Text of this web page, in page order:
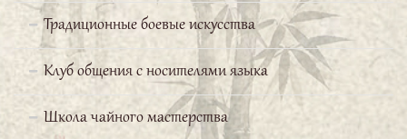
Традиционные боевые искусства
Клуб общения с носителями языка
Школа чайного мастерства
изучение даже такого сложного языка, как
китайский, становится простым.
Баранова Мария